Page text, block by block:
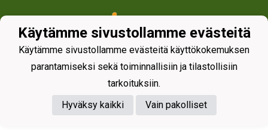
Käytämme sivustollamme evästeitä
Käytämme sivustollamme evästeitä käyttökokemuksen
parantamiseksi sekä toiminnallisiin ja tilastollisiin
tarkoituksiin.
Hyväksy kaikki
Vain pakolliset